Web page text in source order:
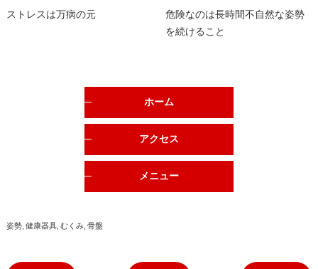
ストレスは万病の元
危険なのは長時間不自然な姿勢
を続けること
ホーム
アクセス
メニュー
姿勢 健康器具 むくみ 骨盤